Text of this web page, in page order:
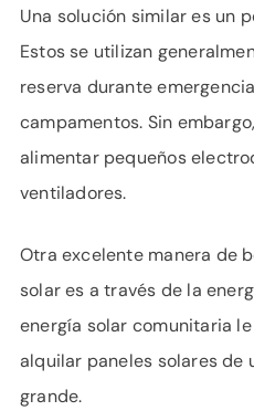
Una solución similar es un
Estos se utilizan
reserva durante
campamentos. Sin
alimentar pequeños
ventiladores.
Otra excelente manera de
solar es a través de la
energía solar comunitaria
alquilar paneles solares de
grande.